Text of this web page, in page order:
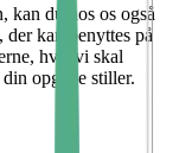
kan du hos os også
kan benyttes på
hvis vi skal
opgave stiller.